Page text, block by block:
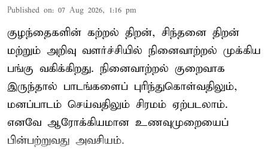
Published on: 07 Aug 2026, 1:16 pm
குழந்தைகளின் கற்றல் திறன், சிந்தனை திறன்
மற்றும் அறிவு வளர்ச்சியில் நினைவாற்றல் முக்கிய
பங்கு வகிக்கிறது. நினைவாற்றல் குறைவாக
இருந்தால் பாடங்களைப் புரிந்துகொள்வதிலும்,
மனப்பாடம் செய்வதிலும் சிரமம் ஏற்படலாம்.
எனவே ஆரோக்கியமான உணவுமுறையைப்
பின்பற்றுவது அவசியம்.